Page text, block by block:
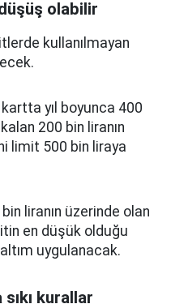
olabilir
kullanılmayan
yıl boyunca 400
200 bin liranın
limit 500 bin liraya
liranın üzerinde olan
en düşük olduğu
uygulanacak.
kurallar